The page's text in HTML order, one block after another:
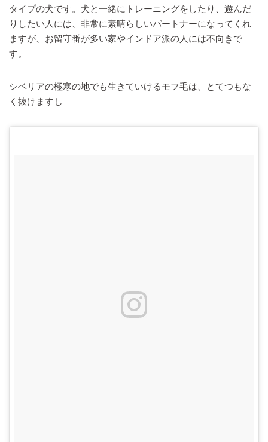
タイプの犬です。犬と一緒にトレーニングをしたり、遊んだ
りしたい人には、非常に素晴らしいパートナーになってくれ
ますが、お留守番が多い家やインドア派の人には不向きで
す。
シベリアの極寒の地でも生きていけるモフ毛は、とてつもな
く抜けますし